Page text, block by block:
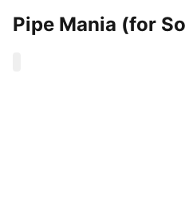
Pipe Mania (for